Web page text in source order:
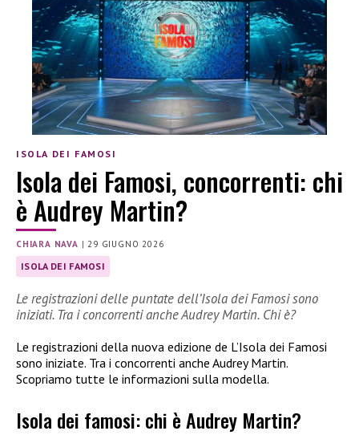
ISOLA DEI FAMOSI
Isola dei Famosi, concorrenti: chi
è Audrey Martin?
CHIARA NAVA |29 GIUGNO 2026
ISOLA DEI FAMOSI
Le registrazioni delle puntate dell’Isola dei Famosi sono
iniziati. Tra i concorrenti anche Audrey Martin. Chi è?
Le registrazioni della nuova edizione de L’Isola dei Famosi
sono iniziate. Tra i concorrenti anche Audrey Martin.
Scopriamo tutte le informazioni sulla modella.
Isola dei famosi: chi è Audrey Martin?